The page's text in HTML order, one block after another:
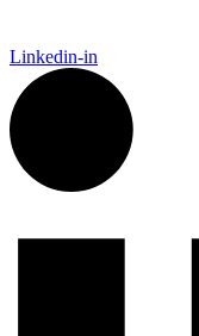
Linkedin-in